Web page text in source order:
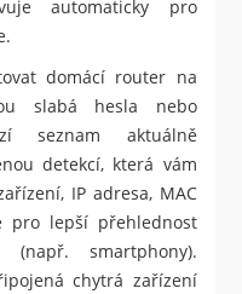
automaticky pro
domácí router na
slabá hesla nebo
seznam aktuálně
detekcí, která vám
IP adresa, MAC
pro lepší přehlednost
smartphony).
chytrá zařízení